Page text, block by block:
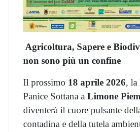
Agricoltura, Sapere e
non sono più un confine
Il prossimo 18 aprile 2026, la
Panice Sottana a Limone
diventerà il cuore pulsante
contadina e della tutela